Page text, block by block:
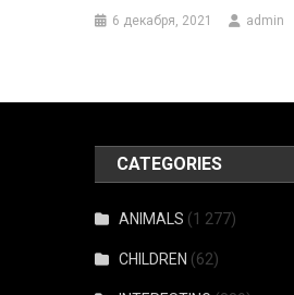
6 декабря, 2021 admin
CATEGORIES
ANIMALS (1 277)
CHILDREN (62)